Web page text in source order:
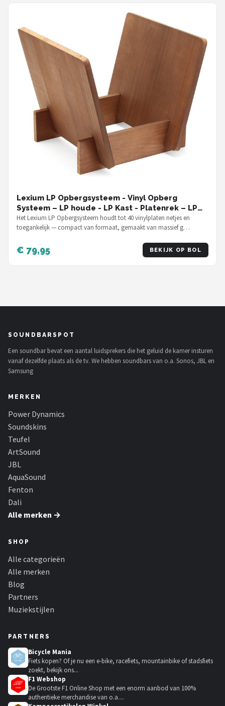
Lexium LP Opbergsysteem - Vinyl Opberg
Systeem – LP houde - LP Kast - Platenrek – LP
Rek – Platenhouder - Vinyl Rek
Het Lexium LP Opbergsysteem houdt tot 40 vinylplaten netjes en
toegankelijk — compact van formaat, gemaakt van massief g…
€ 79,95 BEKIJK OP BOL
SOUNDBARSPOT
Een soundbar bevat een aantal luidsprekers die het geluid de kamer insturen
vanaf dezelfde plaats als de tv. We hebben soundbars van o.a. Sonos, JBL en
Samsung
MERKEN
Power Dynamics
Soundskins
Teufel
ArtSound
JBL
AquaSound
Fenton
Dali
Alle merken →
SHOP
Alle categorieën
Alle merken
Blog
Partners
Muziekstijlen
PARTNERS
Bicycle Mania
Fiets kopen? Of je nu een e-bike, racefiets, mountainbike of stadsfiets
zoekt, bekijk ons...
F1 Webshop
De Grootste F1 Online Shop met een enorm aanbod van 100%
authentieke merchandise van o.a....